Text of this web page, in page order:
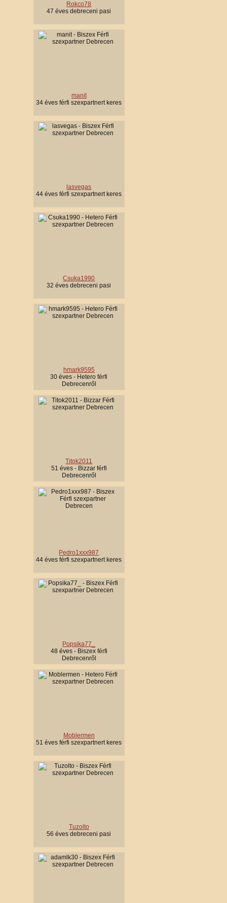
Rokco78
47 éves debreceni pasi
manit
34 éves férfi szexpartnert keres
lasvegas
44 éves férfi szexpartnert keres
Csuka1990
32 éves debreceni pasi
hmark9595
30 éves - Hetero férfi
Debrecenről
Titok2011
51 éves - Bizzar férfi
Debrecenről
Pedro1xxx987
44 éves férfi szexpartnert keres
Popsika77_
48 éves - Biszex férfi
Debrecenről
Moblermen
51 éves férfi szexpartnert keres
Tuzolto
56 éves debreceni pasi